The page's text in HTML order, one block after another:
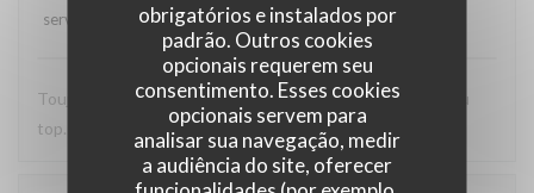
obrigatórios e instalados por
padrão. Outros cookies
opcionais requerem seu
consentimento. Esses cookies
opcionais servem para
analisar sua navegação, medir
a audiência do site, oferecer
service
ambience:5/5 menu:5/5 quality_price
Toujours Aussi bon avec les produits locaux, l'accueil et au
top. Lo